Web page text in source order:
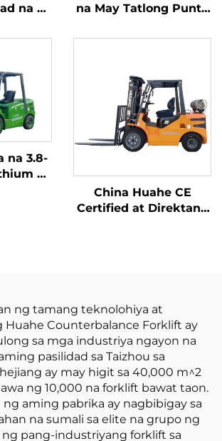
na 4
ng
mataas
na May Tatlong Punto
Battery at May
may Makatwirang
Presyo
na 3.8-
na
China Huahe CE
Certified at Direktang
ng tamang teknolohiya at
Huahe Counterbalance Forklift ay
sa mga industriya ngayon na
pasilidad sa Taizhou sa
ay may higit sa 40,000 m^2
ng 10,000 na forklift bawat taon.
ng aming pabrika ay nagbibigay sa
na sumali sa elite na grupo ng
pang-industriyang forklift sa